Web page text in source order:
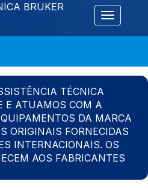
Alternar
TÉCNICA
E ATUAMOS COM A
DA MARCA
ORIGINAIS FORNECIDAS
INTERNACIONAIS. OS
AOS FABRICANTES